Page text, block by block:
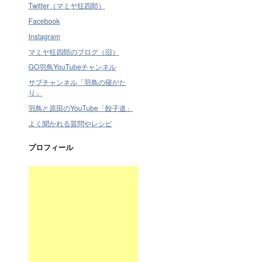
Twitter（マミヤ狂四郎）
Facebook
Instagram
マミヤ狂四郎のブログ（旧）
GO羽鳥YouTubeチャンネル
サブチャンネル「羽鳥の寝がた
り」
羽鳥と原田のYouTube「餃子道」
よく聞かれる質問やレシピ
プロフィール